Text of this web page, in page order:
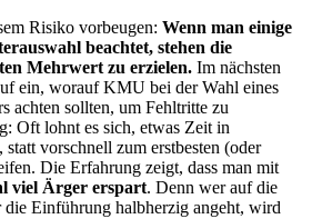
Risiko vorbeugen: Wenn man einige
beachtet, stehen die
Mehrwert zu erzielen. Im nächsten
ein, worauf KMU bei der Wahl eines
achten sollten, um Fehltritte zu
Oft lohnt es sich, etwas Zeit in
vorschnell zum erstbesten (oder
Die Erfahrung zeigt, dass man mit
viel Ärger erspart. Denn wer auf die
die Einführung halbherzig angeht, wird